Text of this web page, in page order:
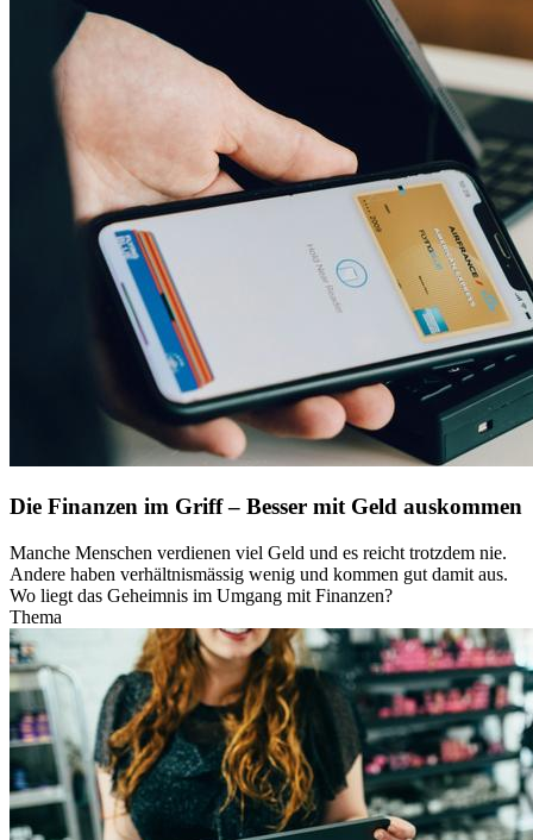
Die Finanzen im Griff – Besser mit Geld auskommen
Manche Menschen verdienen viel Geld und es reicht trotzdem nie.
Andere haben verhältnismässig wenig und kommen gut damit aus.
Wo liegt das Geheimnis im Umgang mit Finanzen?
Thema